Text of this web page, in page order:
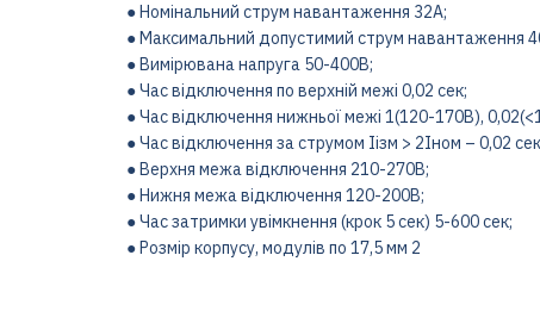
● Номінальний струм навантаження 32A;
● Максимальний допустимий струм навантаження
● Вимірювана напруга 50-400B;
● Час відключення по верхній межі 0,02 сек;
● Час відключення нижньої межі 1(120-170В),
● Час відключення за струмом Iізм > 2Iном – 0,02
● Верхня межа відключення 210-270В;
● Нижня межа відключення 120-200В;
● Час затримки увімкнення (крок 5 сек) 5-600 сек;
● Розмір корпусу, модулів по 17,5 мм 2